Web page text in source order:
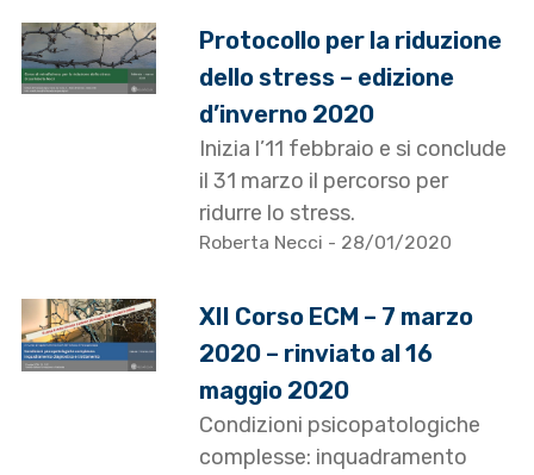
Protocollo per la riduzione
dello stress – edizione
d’inverno 2020
Inizia l’11 febbraio e si conclude
il 31 marzo il percorso per
ridurre lo stress.
Roberta Necci - 28/01/2020
XII Corso ECM – 7 marzo
2020 – rinviato al 16
maggio 2020
Condizioni psicopatologiche
complesse: inquadramento